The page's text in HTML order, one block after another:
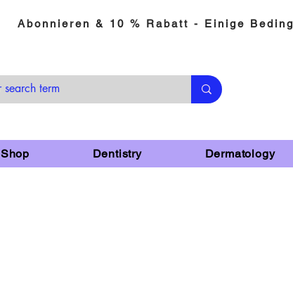
Abonnieren & 10 % Rabatt - Einige
Shop Dentistry Dermatology